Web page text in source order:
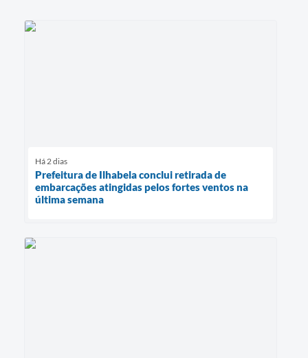
Há 2 dias
Prefeitura de Ilhabela conclui retirada de
embarcações atingidas pelos fortes ventos na
última semana